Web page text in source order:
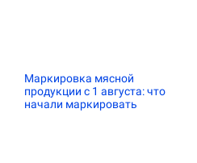
Маркировка мясной
продукции с 1 августа: что
начали маркировать